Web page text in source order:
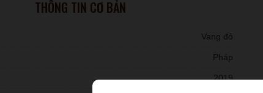
THÔNG TIN CƠ BẢN
Vang đỏ
Pháp
2019